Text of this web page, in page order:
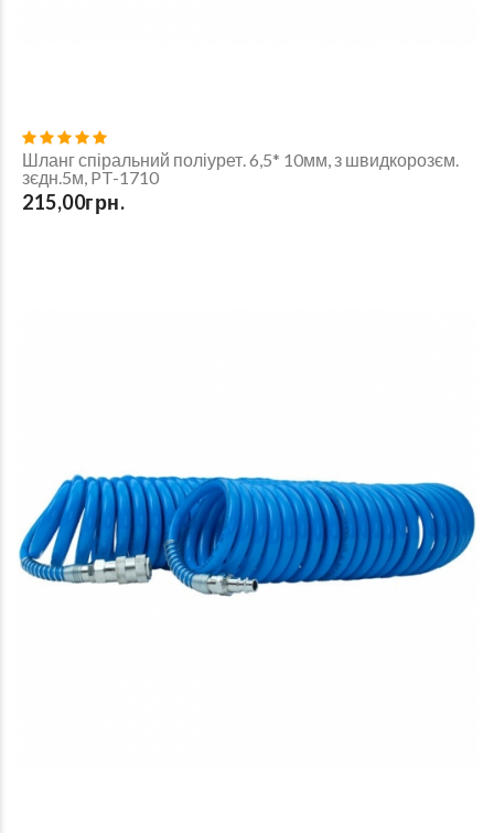
Шланг спіральний поліурет. 6,5* 10мм, з швидкорозєм.
зєдн.5м, PT-1710
215,00грн.